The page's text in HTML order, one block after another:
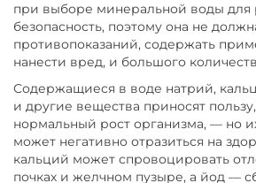
при выборе минеральной воды для
безопасность, поэтому она не
противопоказаний, содержать
нанести вред, и большого
Содержащиеся в воде натрий,
и другие вещества приносят
нормальный рост организма, — но
может негативно отразиться на
кальций может спровоцировать
почках и желчном пузыре, а йод —